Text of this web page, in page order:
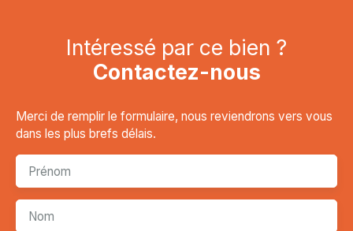
Intéressé par ce bien ?
Contactez-nous
Merci de remplir le formulaire, nous reviendrons vers vous
dans les plus brefs délais.
Prénom
Nom